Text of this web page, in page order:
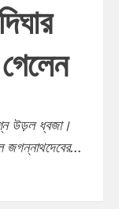
উড়ল ধ্বজা।
জগন্নাথদেবের...